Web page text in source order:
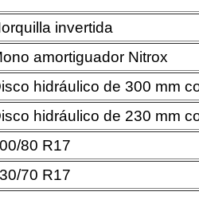
invertida
amortiguador Nitrox
hidráulico de 300 mm
hidráulico de 230 mm
80 R17
70 R17